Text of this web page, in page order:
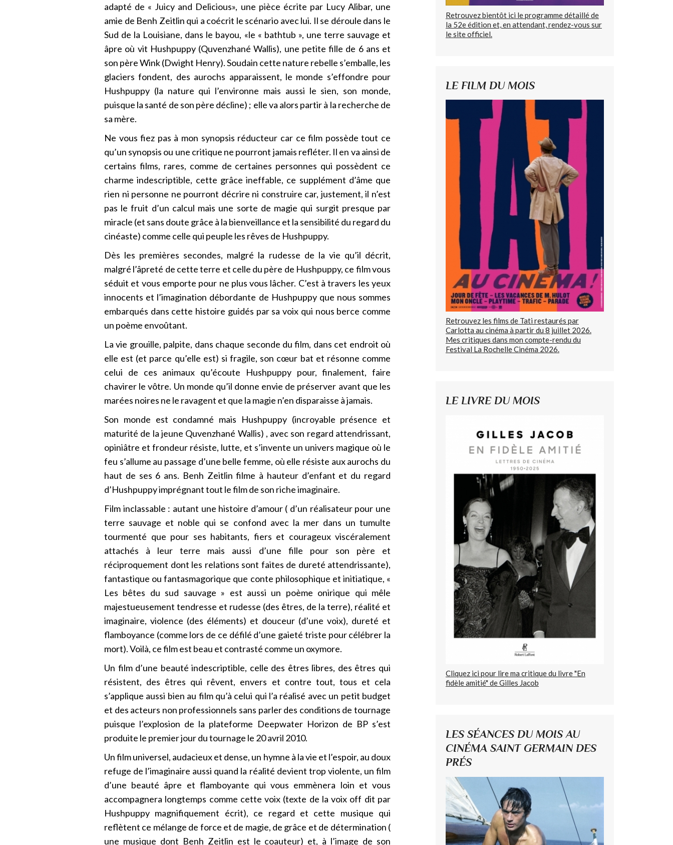
adapté de « Juicy and Delicious», une pièce écrite par Lucy Alibar, une
amie de Benh Zeitlin qui a coécrit le scénario avec lui. Il se déroule dans le
Sud de la Louisiane, dans le bayou, «le « bathtub », une terre sauvage et
âpre où vit Hushpuppy (Quvenzhané Wallis), une petite fille de 6 ans et
son père Wink (Dwight Henry). Soudain cette nature rebelle s’emballe, les
glaciers fondent, des aurochs apparaissent, le monde s’effondre pour
Hushpuppy (la nature qui l’environne mais aussi le sien, son monde,
puisque la santé de son père décline) ; elle va alors partir à la recherche de
sa mère.
Ne vous fiez pas à mon synopsis réducteur car ce film possède tout ce
qu’un synopsis ou une critique ne pourront jamais refléter. Il en va ainsi de
certains films, rares, comme de certaines personnes qui possèdent ce
charme indescriptible, cette grâce ineffable, ce supplément d’âme que
rien ni personne ne pourront décrire ni construire car, justement, il n’est
pas le fruit d’un calcul mais une sorte de magie qui surgit presque par
miracle (et sans doute grâce à la bienveillance et la sensibilité du regard du
cinéaste) comme celle qui peuple les rêves de Hushpuppy.
Dès les premières secondes, malgré la rudesse de la vie qu’il décrit,
malgré l’âpreté de cette terre et celle du père de Hushpuppy, ce film vous
séduit et vous emporte pour ne plus vous lâcher. C’est à travers les yeux
innocents et l’imagination débordante de Hushpuppy que nous sommes
embarqués dans cette histoire guidés par sa voix qui nous berce comme
un poème envoûtant.
La vie grouille, palpite, dans chaque seconde du film, dans cet endroit où
elle est (et parce qu’elle est) si fragile, son cœur bat et résonne comme
celui de ces animaux qu’écoute Hushpuppy pour, finalement, faire
chavirer le vôtre. Un monde qu’il donne envie de préserver avant que les
marées noires ne le ravagent et que la magie n’en disparaisse à jamais.
Son monde est condamné mais Hushpuppy (incroyable présence et
maturité de la jeune Quvenzhané Wallis) , avec son regard attendrissant,
opiniâtre et frondeur résiste, lutte, et s’invente un univers magique où le
feu s’allume au passage d’une belle femme, où elle résiste aux aurochs du
haut de ses 6 ans. Benh Zeitlin filme à hauteur d’enfant et du regard
d’Hushpuppy imprégnant tout le film de son riche imaginaire.
Film inclassable : autant une histoire d’amour ( d’un réalisateur pour une
terre sauvage et noble qui se confond avec la mer dans un tumulte
tourmenté que pour ses habitants, fiers et courageux viscéralement
attachés à leur terre mais aussi d’une fille pour son père et
réciproquement dont les relations sont faites de dureté attendrissante),
fantastique ou fantasmagorique que conte philosophique et initiatique, «
Les bêtes du sud sauvage » est aussi un poème onirique qui mêle
majestueusement tendresse et rudesse (des êtres, de la terre), réalité et
imaginaire, violence (des éléments) et douceur (d’une voix), dureté et
flamboyance (comme lors de ce défilé d’une gaieté triste pour célébrer la
mort). Voilà, ce film est beau et contrasté comme un oxymore.
Un film d’une beauté indescriptible, celle des êtres libres, des êtres qui
résistent, des êtres qui rêvent, envers et contre tout, tous et cela
s’applique aussi bien au film qu’à celui qui l’a réalisé avec un petit budget
et des acteurs non professionnels sans parler des conditions de tournage
puisque l’explosion de la plateforme Deepwater Horizon de BP s’est
produite le premier jour du tournage le 20 avril 2010.
Un film universel, audacieux et dense, un hymne à la vie et l’espoir, au doux
refuge de l’imaginaire aussi quand la réalité devient trop violente, un film
d’une beauté âpre et flamboyante qui vous emmènera loin et vous
accompagnera longtemps comme cette voix (texte de la voix off dit par
Hushpuppy magnifiquement écrit), ce regard et cette musique qui
reflètent ce mélange de force et de magie, de grâce et de détermination (
une musique dont Benh Zeitlin est le coauteur) et, à l’image de son
Retrouvez bientôt ici le programme détaillé de
la 52e édition et, en attendant, rendez-vous sur
le site officiel.
LE FILM DU MOIS
Retrouvez les films de Tati restaurés par
Carlotta au cinéma à partir du 8 juillet 2026.
Mes critiques dans mon compte-rendu du
Festival La Rochelle Cinéma 2026.
LE LIVRE DU MOIS
Cliquez ici pour lire ma critique du livre "En
fidèle amitié" de Gilles Jacob
LES SÉANCES DU MOIS AU
CINÉMA SAINT GERMAIN DES
PRÉS